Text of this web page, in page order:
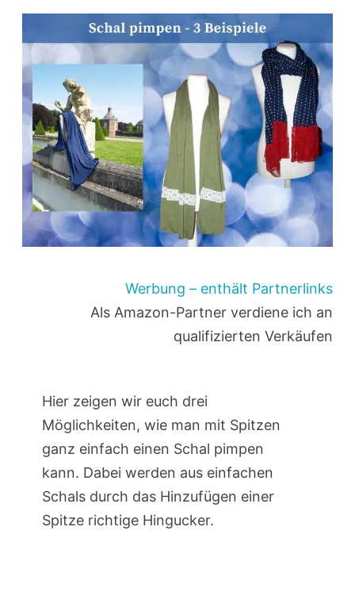
Werbung – enthält Partnerlinks
Als Amazon-Partner verdiene ich an
qualifizierten Verkäufen
Hier zeigen wir euch drei
Möglichkeiten, wie man mit Spitzen
ganz einfach einen Schal pimpen
kann. Dabei werden aus einfachen
Schals durch das Hinzufügen einer
Spitze richtige Hingucker.